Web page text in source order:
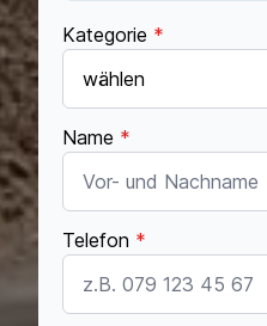
Kategorie *
Name *
Telefon *